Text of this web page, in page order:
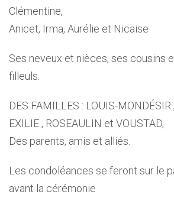
Clémentine,
Anicet, Irma, Aurélie et Nicaise
Ses neveux et nièces, ses cousins
filleuls.
DES FAMILLES : LOUIS-MONDÉSIR
EXILIE , ROSEAULIN et VOUSTAD,
Des parents, amis et alliés.
Les condoléances se feront sur le
avant la cérémonie